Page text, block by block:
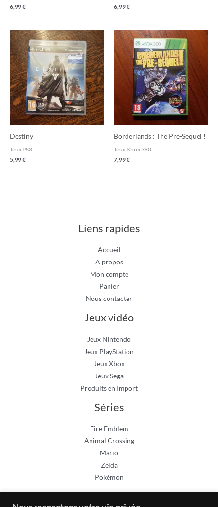
6,99€ 6,99€
Destiny
Jeux PS3
5,99€
Borderlands : The Pre-Sequel !
Jeux Xbox 360
7,99€
Liens rapides
Accueil
A propos
Mon compte
Panier
Nous contacter
Jeux vidéo
Jeux Nintendo
Jeux PlayStation
Jeux Xbox
Jeux Sega
Produits en Import
Séries
Fire Emblem
Animal Crossing
Mario
Zelda
Pokémon